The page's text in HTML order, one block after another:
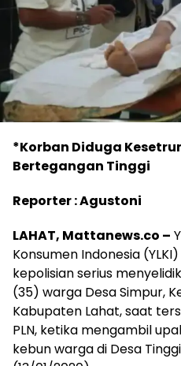
*Korban Diduga
Bertegangan Tinggi
Reporter : Agustoni
LAHAT, Mattanews.co –
Konsumen Indonesia
kepolisian serius
(35) warga Desa Simpur,
Kabupaten Lahat, saat
PLN, ketika mengambil
kebun warga di Desa